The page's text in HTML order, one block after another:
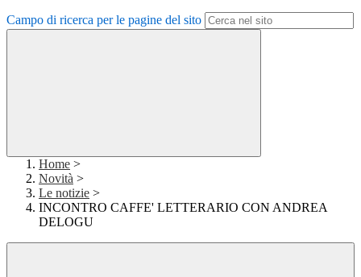
Campo di ricerca per le pagine del sito
Home >
Novità >
Le notizie >
INCONTRO CAFFE' LETTERARIO CON ANDREA
DELOGU